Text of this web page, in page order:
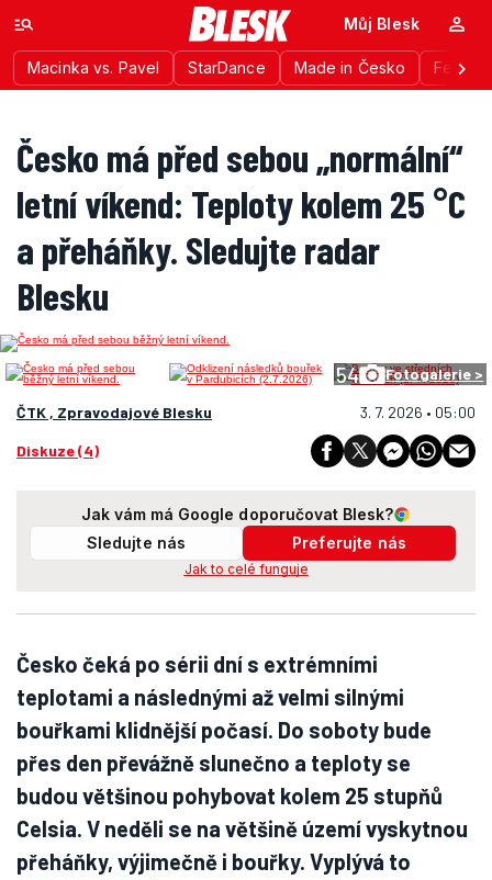
Macinka vs. Pavel StarDance Made in Česko
Můj Blesk
Česko má před sebou „normální“
letní víkend: Teploty kolem 25 °C
a přeháňky. Sledujte radar
Blesku
54 Fotogalerie >
ČTK , Zpravodajové Blesku 3. 7. 2026 • 05:00
Diskuze (4)
Jak vám má Google doporučovat Blesk?
Sledujte nás
Preferujte nás
Jak to celé funguje
Česko čeká po sérii dní s extrémními
teplotami a následnými až velmi silnými
bouřkami klidnější počasí. Do soboty bude
přes den převážně slunečno a teploty se
budou většinou pohybovat kolem 25 stupňů
Celsia. V neděli se na většině území vyskytnou
přeháňky, výjimečně i bouřky. Vyplývá to